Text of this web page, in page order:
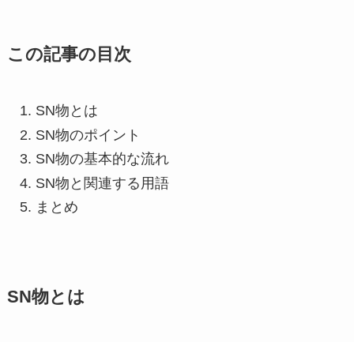
この記事の目次
SN物とは
SN物のポイント
SN物の基本的な流れ
SN物と関連する用語
まとめ
SN物とは